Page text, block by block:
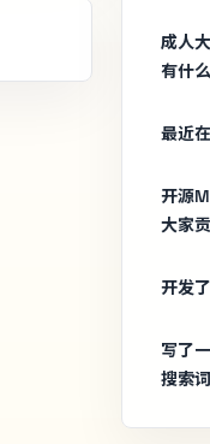
成人
有什
最近
开源
大家
开发
写了
搜索